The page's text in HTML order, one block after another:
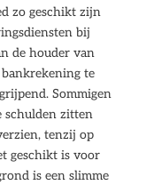
zo geschikt zijn
bij
de houder van
te
Sommigen
schulden zitten
tenzij op
geschikt is voor
is een slimme